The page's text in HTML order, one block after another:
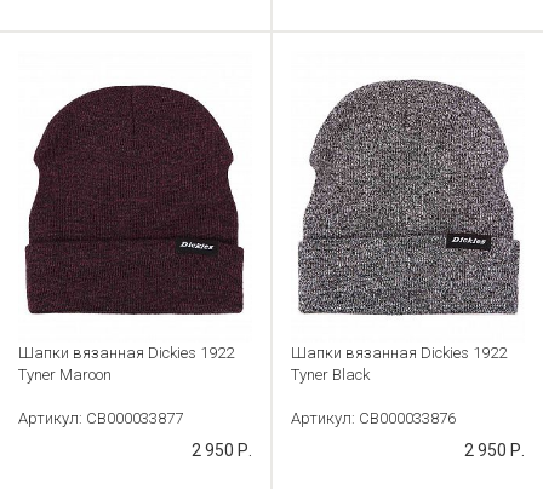
Шапки вязанная Dickies 1922
Tyner Maroon
Артикул: CB000033877
2 950 Р.
Шапки вязанная Dickies 1922
Tyner Black
Артикул: CB000033876
2 950 Р.